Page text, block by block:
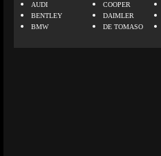
AUDI
BENTLEY
BMW
COOPER
DAIMLER
DE TOMASO